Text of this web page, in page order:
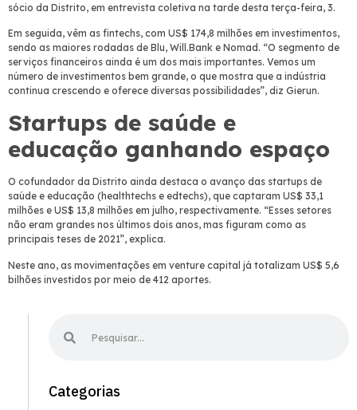
sócio da Distrito, em entrevista coletiva na tarde desta terça-feira, 3.
Em seguida, vêm as fintechs, com US$ 174,8 milhões em investimentos,
sendo as maiores rodadas de Blu, Will.Bank e Nomad. “O segmento de
serviços financeiros ainda é um dos mais importantes. Vemos um
número de investimentos bem grande, o que mostra que a indústria
continua crescendo e oferece diversas possibilidades”, diz Gierun.
Startups de saúde e
educação ganhando espaço
O cofundador da Distrito ainda destaca o avanço das startups de
saúde e educação (healthtechs e edtechs), que captaram US$ 33,1
milhões e US$ 13,8 milhões em julho, respectivamente. “Esses setores
não eram grandes nos últimos dois anos, mas figuram como as
principais teses de 2021”, explica.
Neste ano, as movimentações em venture capital já totalizam US$ 5,6
bilhões investidos por meio de 412 aportes.
Categorias